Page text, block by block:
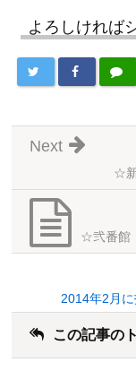
よろしければ
☆
Next
☆弐番館
2014年2月
この記事の